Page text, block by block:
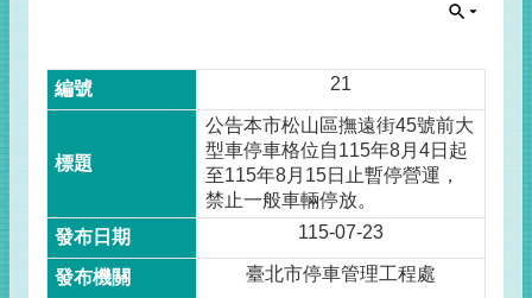
21
公告本市松山區撫遠街45號前大
型車停車格位自115年8月4日起
至115年8月15日止暫停營運，
禁止一般車輛停放。
115-07-23
臺北市停車管理工程處